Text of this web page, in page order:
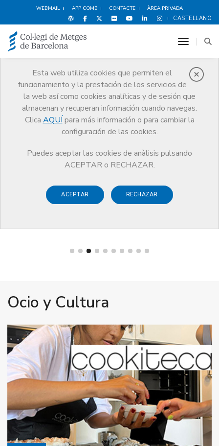
WEBMAIL APP COMB CONTACTE ÀREA PRIVADA
CASTELLANO
Esta web utiliza cookies que permiten el
funcionamiento y la prestación de los servicios de
la web así como cookies analíticas y de sesión que
almacenan y recuperan información cuando navegas.
Clica AQUÍ para más información o para cambiar la
configuración de las cookies.
Puedes aceptar las cookies de anàlisis pulsando
ACEPTAR o RECHAZAR.
ACEPTAR RECHAZAR
toggle
Avantatges i
descomptes
Serveis Altres serveis
Avantatges i descomptes
Ocio y Cultura